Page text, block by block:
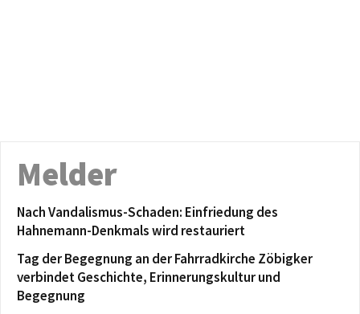
Melder
Nach Vandalismus-Schaden: Einfriedung des
Hahnemann-Denkmals wird restauriert
Tag der Begegnung an der Fahrradkirche Zöbigker
verbindet Geschichte, Erinnerungskultur und
Begegnung